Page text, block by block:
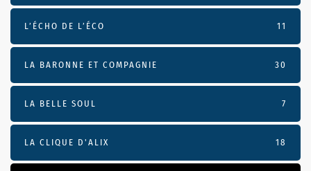
L’ÉCHO DE L’ÉCO 11
LA BARONNE ET COMPAGNIE 30
LA BELLE SOUL 7
LA CLIQUE D'ALIX 18